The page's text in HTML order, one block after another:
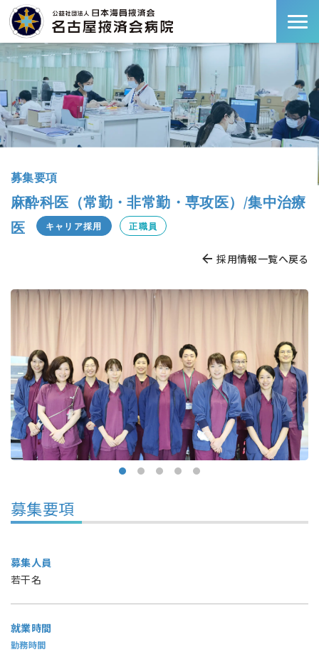
募集要項
麻酔科医（常勤・非常勤・専攻医）/集中治療
医
キャリア採用 正職員
採用情報一覧へ戻る
募集要項
募集人員
若干名
就業時間
勤務時間